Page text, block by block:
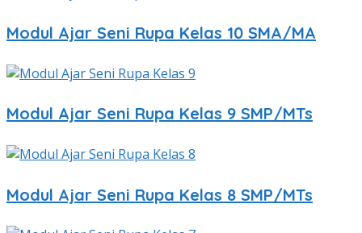
Modul Ajar Seni Rupa Kelas 10 SMA/MA
Modul Ajar Seni Rupa Kelas 9 SMP/MTs
Modul Ajar Seni Rupa Kelas 8 SMP/MTs